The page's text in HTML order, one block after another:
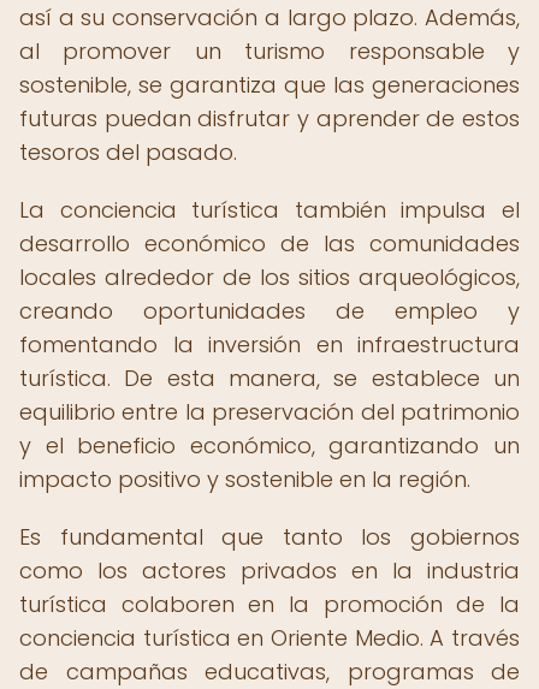
así a su conservación a largo plazo. Además,
al promover un turismo responsable y
sostenible, se garantiza que las generaciones
futuras puedan disfrutar y aprender de estos
tesoros del pasado.
La conciencia turística también impulsa el
desarrollo económico de las comunidades
locales alrededor de los sitios arqueológicos,
creando oportunidades de empleo y
fomentando la inversión en infraestructura
turística. De esta manera, se establece un
equilibrio entre la preservación del patrimonio
y el beneficio económico, garantizando un
impacto positivo y sostenible en la región.
Es fundamental que tanto los gobiernos
como los actores privados en la industria
turística colaboren en la promoción de la
conciencia turística en Oriente Medio. A través
de campañas educativas, programas de